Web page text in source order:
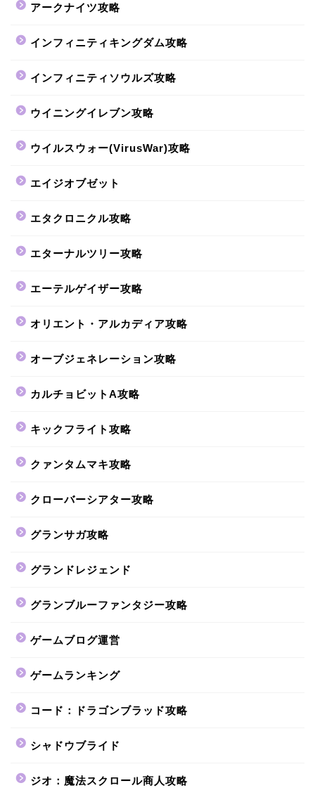
アークナイツ攻略
インフィニティキングダム攻略
インフィニティソウルズ攻略
ウイニングイレブン攻略
ウイルスウォー(VirusWar)攻略
エイジオブゼット
エタクロニクル攻略
エターナルツリー攻略
エーテルゲイザー攻略
オリエント・アルカディア攻略
オーブジェネレーション攻略
カルチョビットA攻略
キックフライト攻略
クァンタムマキ攻略
クローバーシアター攻略
グランサガ攻略
グランドレジェンド
グランブルーファンタジー攻略
ゲームブログ運営
ゲームランキング
コード：ドラゴンブラッド攻略
シャドウブライド
ジオ：魔法スクロール商人攻略